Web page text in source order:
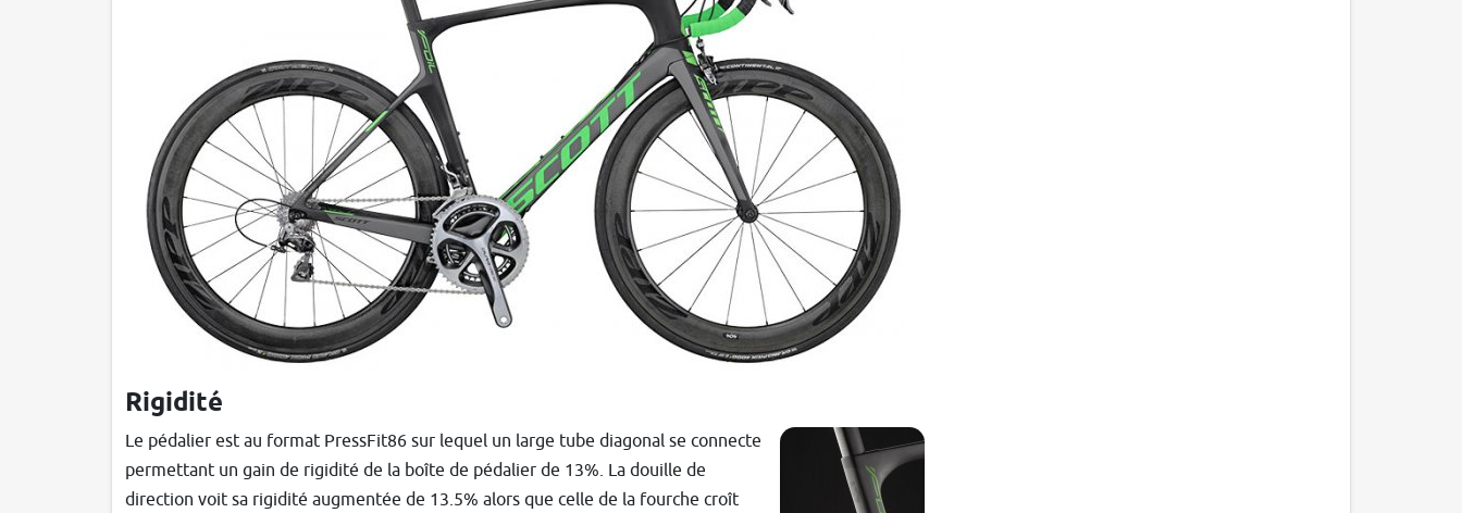
Rigidité
Le pédalier est au format PressFit86 sur lequel un large tube diagonal se connecte
permettant un gain de rigidité de la boîte de pédalier de 13%. La douille de
direction voit sa rigidité augmentée de 13.5% alors que celle de la fourche croît